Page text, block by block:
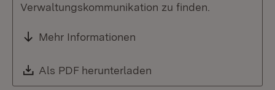
Verwaltungskommunikation zu finden.
Mehr Informationen
Download:
Als PDF herunterladen